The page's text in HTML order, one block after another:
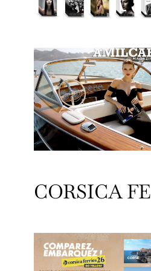
CORSICA